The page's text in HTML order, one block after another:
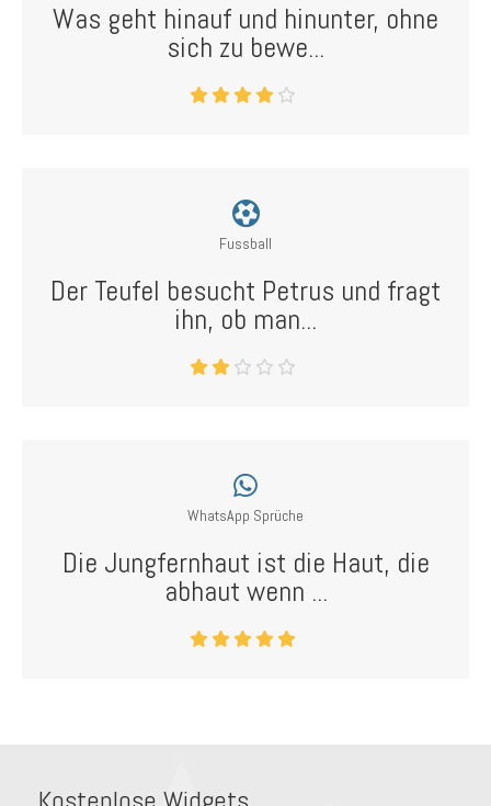
Was geht hinauf und hinunter, ohne
sich zu bewe...
Fussball
Der Teufel besucht Petrus und fragt
ihn, ob man...
WhatsApp Sprüche
Die Jungfernhaut ist die Haut, die
abhaut wenn ...